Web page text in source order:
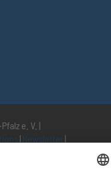
e. V. |
|Newsletter|